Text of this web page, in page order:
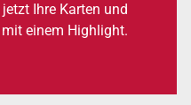
Ihre Karten und
einem High­light.